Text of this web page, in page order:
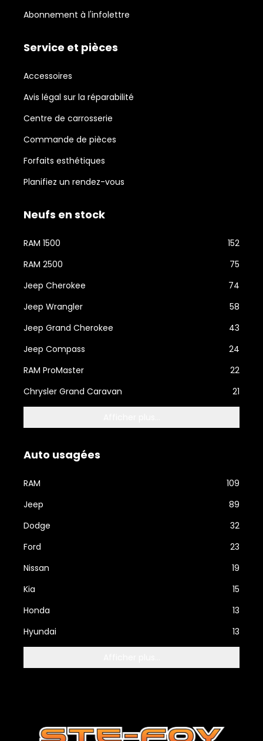
Abonnement à l'infolettre
Service et pièces
Accessoires
Avis légal sur la réparabilité
Centre de carrosserie
Commande de pièces
Forfaits esthétiques
Planifiez un rendez-vous
Neufs en stock
RAM 1500
152
RAM 2500
75
Jeep Cherokee
74
Jeep Wrangler
58
Jeep Grand Cherokee
43
Jeep Compass
24
RAM ProMaster
22
Chrysler Grand Caravan
21
Auto usagées
RAM
109
Jeep
89
Dodge
32
Ford
23
Nissan
19
Kia
15
Honda
13
Hyundai
13